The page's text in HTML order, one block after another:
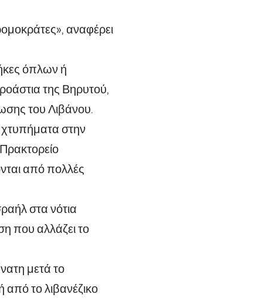
αναφέρει
όπλων ή
της Βηρυτού,
του Λιβάνου.
στην
από πολλές
στα νότια
που αλλάζει το
μετά το
το λιβανέζικο